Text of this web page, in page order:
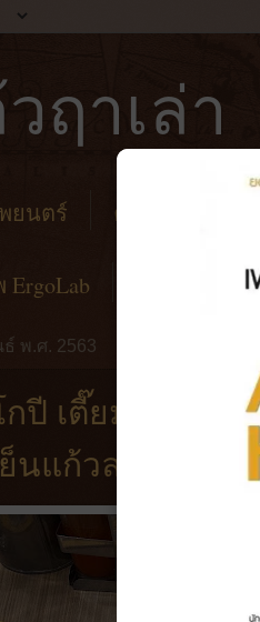
ฤาเล่า
ยนตร์ คาเฟ่
พ.ศ. 2563
ปี เตี๊ยม | สนอง
นแก้วละ 79 บาท